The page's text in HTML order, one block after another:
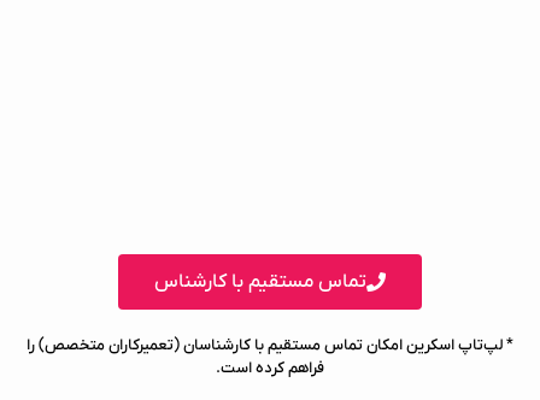
تماس مستقیم با کارشناس
* لپ‌تاپ اسکرین امکان تماس مستقیم با کارشناسان (تعمیرکاران متخصص) را
فراهم کرده است.